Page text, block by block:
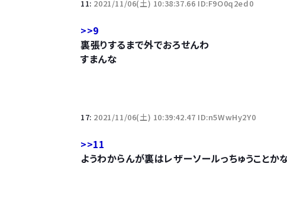
11: 2021/11/06(土) 10:38:37.66 ID:F9O0q2ed0
>>9
裏張りするまで外でおろせんわ
すまんな
17: 2021/11/06(土) 10:39:42.47 ID:n5WwHy2Y0
>>11
ようわからんが裏はレザーソールっちゅうことか